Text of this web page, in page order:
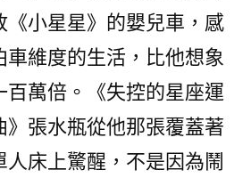
《小星星》的嬰兒車，感
車維度的生活，比他想象
百萬倍。《失控的星座運
》張水瓶從他那張覆蓋著
人床上驚醒，不是因為鬧